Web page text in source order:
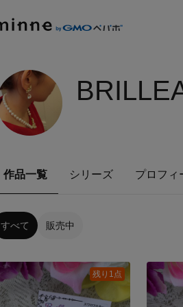
作品一覧 シリーズ プロフィ
すべて 販売中
残り1点